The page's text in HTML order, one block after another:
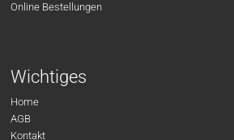
Online Bestellungen
Wichtiges
Home
AGB
Kontakt